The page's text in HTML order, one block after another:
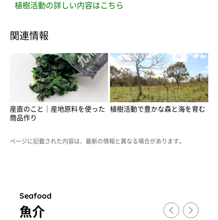
植樹活動の詳しい内容はこちら
関連情報
産直のこと｜産地原料を使った
商品作り
植樹活動で豊かな森と海を育む
ページに記載された内容は、最新の情報と異なる場合があります。
Seafood
魚介